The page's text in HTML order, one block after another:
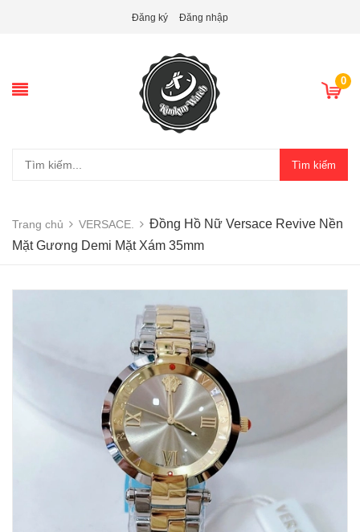
Đăng ký Đăng nhập
0
Tìm kiếm
Trang chủ VERSACE.
Đồng Hồ Nữ Versace Revive Nền
Mặt Gương Demi Mặt Xám 35mm